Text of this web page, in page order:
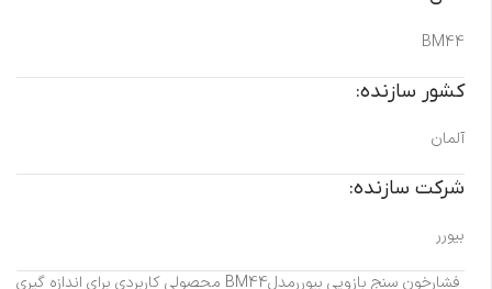
BM44
کشور سازنده:
آلمان
شرکت سازنده:
بیورر
فشارخون سنج بازویی بیوررمدلBM44 محصولی کاربردی برای اندازه گیری